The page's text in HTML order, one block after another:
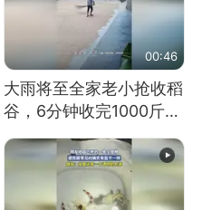
00:46
大雨将至全家老小抢收稻
谷，6分钟收完1000斤，
没有一个人掉链子